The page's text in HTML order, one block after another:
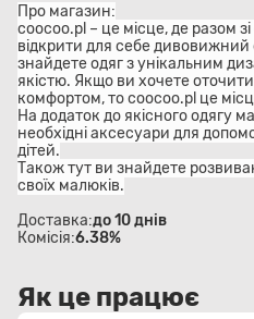
Про магазин:
coocoo.pl – це місце, де разом
відкрити для себе дивовижний
знайдете одяг з унікальним
якістю. Якщо ви хочете
комфортом, то coocoo.pl це
На додаток до якісного одягу
необхідні аксесуари для
дітей.
Також тут ви знайдете
своїх малюків.
Доставка:до 10 днів
Комісія:6.38%
Як це працює